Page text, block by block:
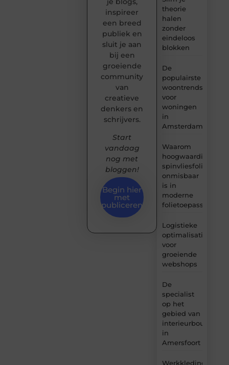
theorie
halen
zonder
eindeloos
blokken
De
populairste
woontrends
voor
woningen
in
Amsterdam
Waarom
hoogwaardige
spinvliesfolie
onmisbaar
is in
moderne
folietoepassingen
Logistieke
optimalisatie
voor
groeiende
webshops
De
specialist
op het
gebied van
interieurbouw
in
Amersfoort
Werkkleding
inspireer
een breed
publiek en
sluit je aan
bij een
groeiende
community
van
creatieve
denkers en
schrijvers.
Start
vandaag
nog met
bloggen!
Begin hier
met
publiceren